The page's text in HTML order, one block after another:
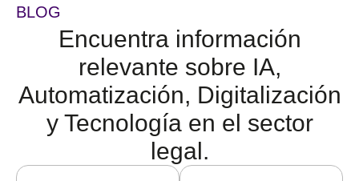
BLOG
Encuentra información
relevante sobre IA,
Automatización, Digitalización
y Tecnología en el sector
legal.